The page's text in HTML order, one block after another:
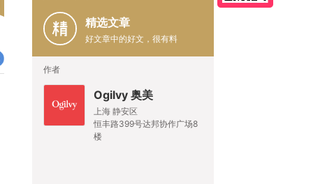
精选文章
好文章中的好文，很有料
作者
Ogilvy 奥美
上海 静安区
恒丰路399号达邦协作广场8
楼